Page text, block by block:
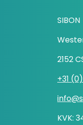
SIBON
2152
+31
KVK: